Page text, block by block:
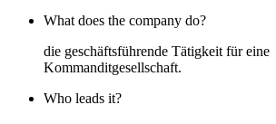
What does the company do?
die geschäftsführende Tätigkeit für eine
Kommanditgesellschaft.
Who leads it?